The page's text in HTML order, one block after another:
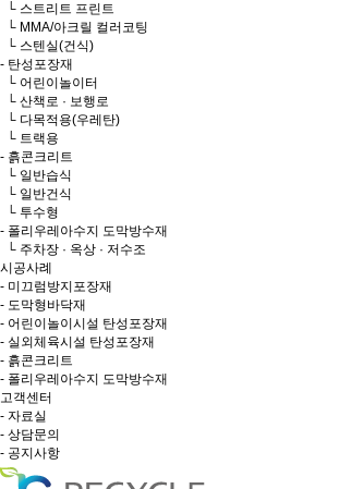
└ 스트리트 프린트
└ MMA/아크릴 컬러코팅
└ 스텐실(건식)
- 탄성포장재
└ 어린이놀이터
└ 산책로 · 보행로
└ 다목적용(우레탄)
└ 트랙용
- 흙콘크리트
└ 일반습식
└ 일반건식
└ 투수형
- 폴리우레아수지 도막방수재
└ 주차장 · 옥상 · 저수조
시공사례
- 미끄럼방지포장재
- 도막형바닥재
- 어린이놀이시설 탄성포장재
- 실외체육시설 탄성포장재
- 흙콘크리트
- 폴리우레아수지 도막방수재
고객센터
- 자료실
- 상담문의
- 공지사항